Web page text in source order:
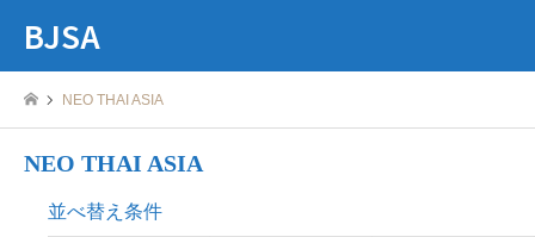
BJSA
NEO THAI ASIA
NEO THAI ASIA
並べ替え条件